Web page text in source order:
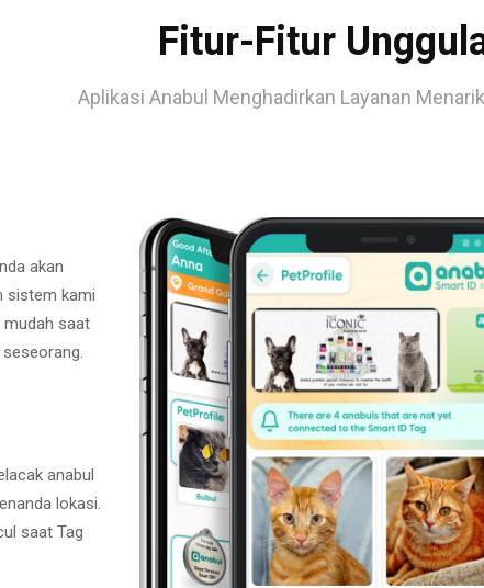
Fitur-Fitur
Aplikasi Anabul Menghadirkan Layanan
akan
sistem kami
mudah saat
anabul
lokasi.
saat Tag